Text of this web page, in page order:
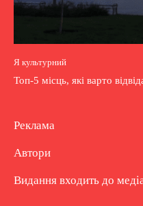
Я культурний
Топ-5 місць, які варто
Реклама
Автори
Видання входить до